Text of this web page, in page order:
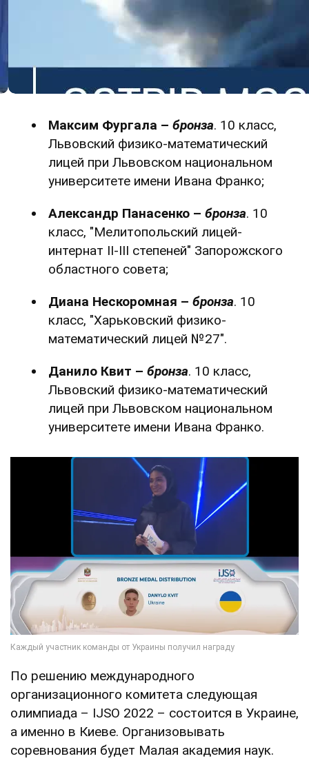
Максим Фургала – бронза. 10 класс,
Львовский физико-математический
лицей при Львовском национальном
университете имени Ивана Франко;
Александр Панасенко – бронза. 10
класс, "Мелитопольский лицей-
интернат ІІ-ІІІ степеней" Запорожского
областного совета;
Диана Нескоромная – бронза. 10
класс, "Харьковский физико-
математический лицей №27".
Данило Квит – бронза. 10 класс,
Львовский физико-математический
лицей при Львовском национальном
университете имени Ивана Франко.
По решению международного
организационного комитета следующая
олимпиада – IJSO 2022 – состоится в Украине,
а именно в Киеве. Организовывать
соревнования будет Малая академия наук.